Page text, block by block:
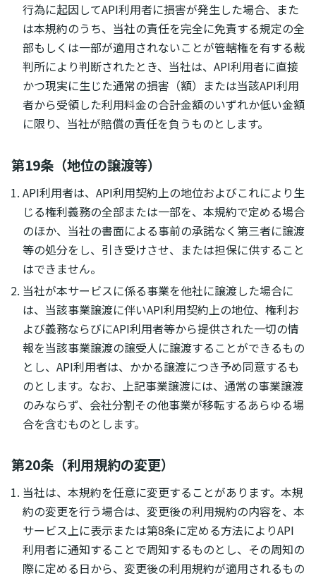
行為に起因してAPI利用者に損害が発生した場合、また
は本規約のうち、当社の責任を完全に免責する規定の全
部もしくは一部が適用されないことが管轄権を有する裁
判所により判断されたとき、当社は、API利用者に直接
かつ現実に生じた通常の損害（額）または当該API利用
者から受領した利用料金の合計金額のいずれか低い金額
に限り、当社が賠償の責任を負うものとします。
第19条（地位の譲渡等）
API利用者は、API利用契約上の地位およびこれにより生
じる権利義務の全部または一部を、本規約で定める場合
のほか、当社の書面による事前の承諾なく第三者に譲渡
等の処分をし、引き受けさせ、または担保に供すること
はできません。
当社が本サービスに係る事業を他社に譲渡した場合に
は、当該事業譲渡に伴いAPI利用契約上の地位、権利お
よび義務ならびにAPI利用者等から提供された一切の情
報を当該事業譲渡の譲受人に譲渡することができるもの
とし、API利用者は、かかる譲渡につき予め同意するも
のとします。なお、上記事業譲渡には、通常の事業譲渡
のみならず、会社分割その他事業が移転するあらゆる場
合を含むものとします。
第20条（利用規約の変更）
当社は、本規約を任意に変更することがあります。本規
約の変更を行う場合は、変更後の利用規約の内容を、本
サービス上に表示または第8条に定める方法によりAPI
利用者に通知することで周知するものとし、その周知の
際に定める日から、変更後の利用規約が適用されるもの